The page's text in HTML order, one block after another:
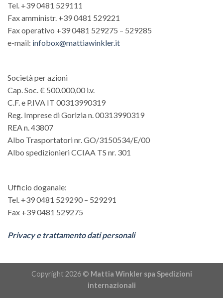
Tel. +39 0481 529111
Fax amministr. +39 0481 529221
Fax operativo +39 0481 529275 – 529285
e-mail: infobox@mattiawinkler.it
Società per azioni
Cap. Soc. € 500.000,00 i.v.
C.F. e P.IVA IT 00313990319
Reg. Imprese di Gorizia n. 00313990319
REA n. 43807
Albo Trasportatori nr. GO/3150534/E/00
Albo spedizionieri CCIAA TS nr. 301
Ufficio doganale:
Tel. +39 0481 529290 – 529291
Fax +39 0481 529275
Privacy e trattamento dati personali
Copyright 2026 © Mattia Winkler spa Spedizioni
internazionali